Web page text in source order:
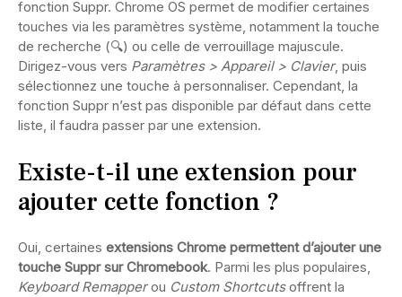
fonction Suppr. Chrome OS permet de modifier certaines
touches via les paramètres système, notamment la touche
de recherche (🔍) ou celle de verrouillage majuscule.
Dirigez-vous vers Paramètres > Appareil > Clavier, puis
sélectionnez une touche à personnaliser. Cependant, la
fonction Suppr n’est pas disponible par défaut dans cette
liste, il faudra passer par une extension.
Existe-t-il une extension pour
ajouter cette fonction ?
Oui, certaines extensions Chrome permettent d’ajouter une
touche Suppr sur Chromebook. Parmi les plus populaires,
Keyboard Remapperou Custom Shortcutsoffrent la